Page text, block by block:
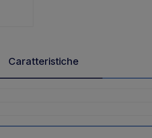
Caratteristiche